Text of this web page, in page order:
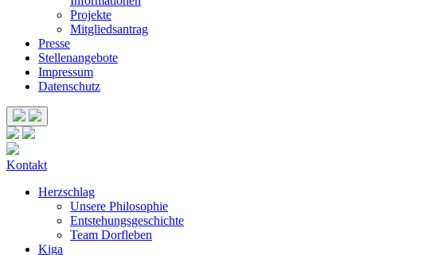
Projekte
Mitgliedsantrag
Presse
Stellenangebote
Impressum
Datenschutz
Kontakt
Herzschlag
Unsere Philosophie
Entstehungsgeschichte
Team Dorfleben
Kiga